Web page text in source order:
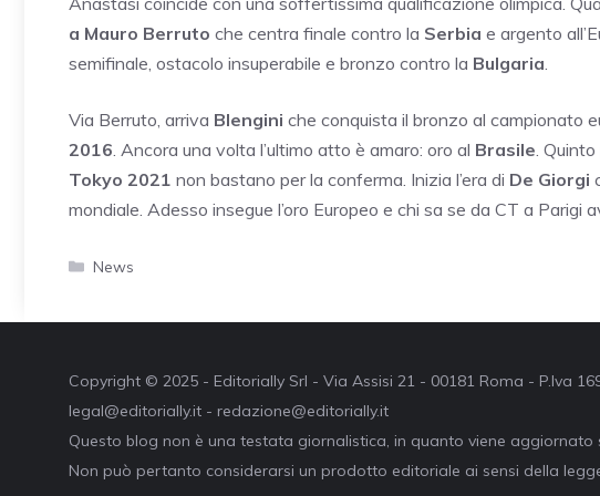
a Mauro Berruto che centra finale contro la Serbia e argento
semifinale, ostacolo insuperabile e bronzo contro la Bulgaria.
Via Berruto, arriva Blengini che conquista il bronzo al campionato
2016. Ancora una volta l’ultimo atto è amaro: oro al Brasile.
Tokyo 2021 non bastano per la conferma. Inizia l’era di De Giorgi
mondiale. Adesso insegue l’oro Europeo e chi sa se da CT a Parigi
Categorie
News
Copyright © 2025 - Editorially Srl - Via Assisi 21 - 00181 Roma - P.Iva
legal@editorially.it - redazione@editorially.it
Questo blog non è una testata giornalistica, in quanto viene aggiornato
Non può pertanto considerarsi un prodotto editoriale ai sensi della